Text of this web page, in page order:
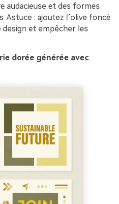
audacieuse et des formes
Astuce : ajoutez l’olive foncé
et empêcher les
dorée générée avec